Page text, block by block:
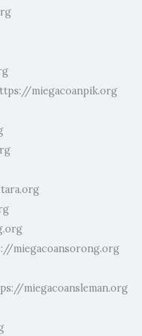
miegacoanpik.org
miegacoansorong.org
miegacoansleman.org